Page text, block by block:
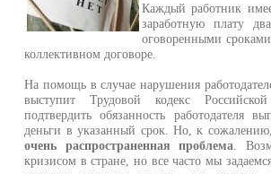
Каждый работник
заработную плату
оговоренными
коллективном договоре.
На помощь в случае нарушения
выступит Трудовой кодекс
подтвердить обязанность работодателя
деньги в указанный срок. Но, к
очень распространенная проблема .
кризисом в стране, но все часто мы